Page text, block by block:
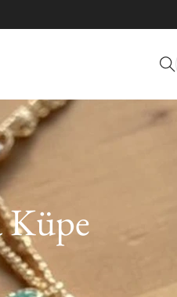
Küpe